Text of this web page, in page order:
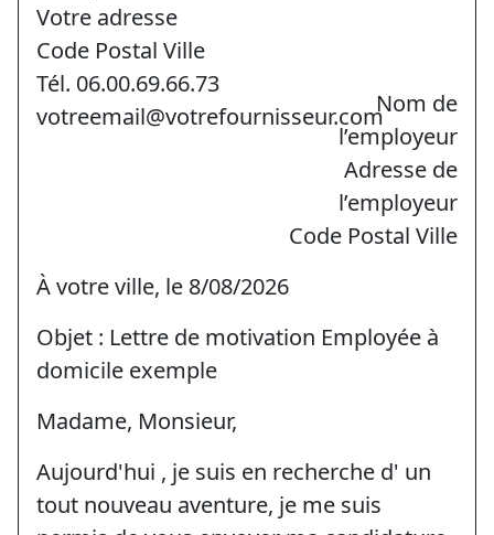
Votre adresse
Code Postal Ville
Tél. 06.00.69.66.73
votreemail@votrefournisseur.comNom de
l’employeur
Adresse de
l’employeur
Code Postal Ville
À votre ville, le 8/08/2026
Objet : Lettre de motivation Employée à
domicile exemple
Madame, Monsieur,
Aujourd'hui , je suis en recherche d' un
tout nouveau aventure, je me suis